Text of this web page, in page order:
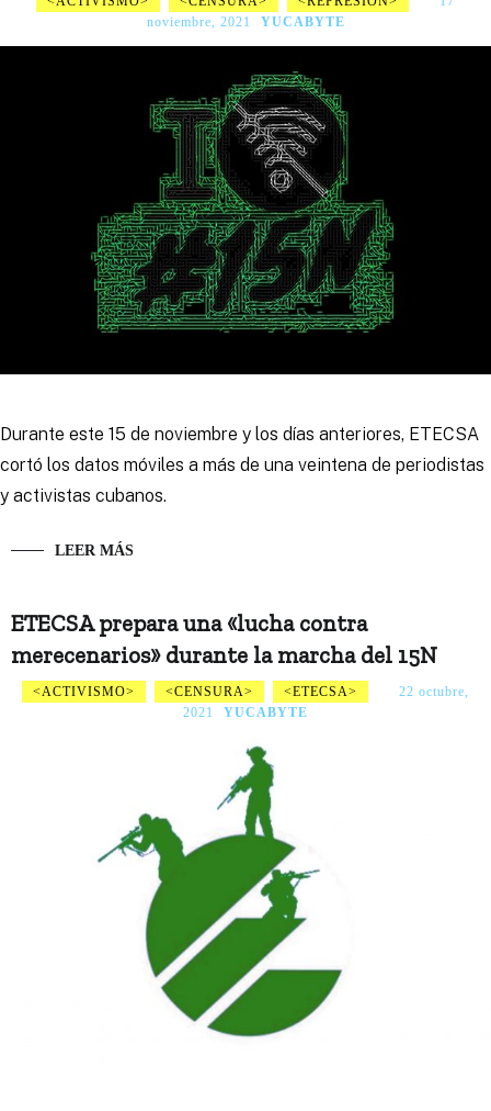
noviembre, 2021
YUCABYTE
Durante este 15 de noviembre y los días anteriores, ETECSA
cortó los datos móviles a más de una veintena de periodistas
y activistas cubanos.
LEER MÁS
ETECSA prepara una «lucha contra
merecenarios» durante la marcha del 15N
ACTIVISMO CENSURA ETECSA
22 octubre,
2021
YUCABYTE